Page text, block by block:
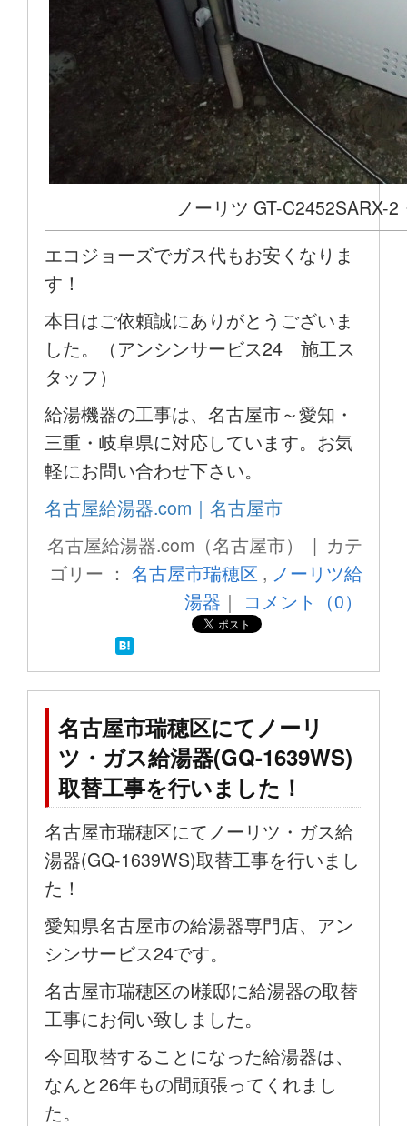
ノーリツ GT-C2452SARX-
エコジョーズでガス代もお安くなりま
す！
本日はご依頼誠にありがとうございま
した。（アンシンサービス24 施工ス
タッフ）
給湯機器の工事は、名古屋市～愛知・
三重・岐阜県に対応しています。お気
軽にお問い合わせ下さい。
名古屋給湯器.com｜名古屋市
名古屋給湯器.com（名古屋市） | カテ
ゴリー ： 名古屋市瑞穂区 , ノーリツ給
湯器 ｜ コメント（0）
名古屋市瑞穂区にてノーリ
ツ・ガス給湯器(GQ-1639WS)
取替工事を行いました！
名古屋市瑞穂区にてノーリツ・ガス給
湯器(GQ-1639WS)取替工事を行いまし
た！
愛知県名古屋市の給湯器専門店、アン
シンサービス24です。
名古屋市瑞穂区のI様邸に給湯器の取替
工事にお伺い致しました。
今回取替することになった給湯器は、
なんと26年もの間頑張ってくれまし
た。